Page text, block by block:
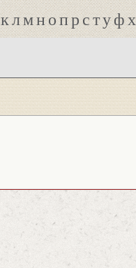
клмнопрстуфх